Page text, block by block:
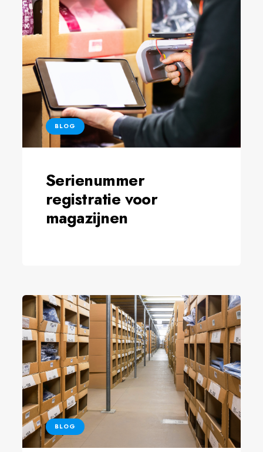
BLOG
Serienummer
registratie voor
magazijnen
BLOG